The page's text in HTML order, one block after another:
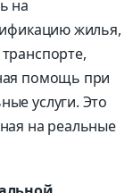
на
жилья,
помощь при
услуги. Это
на реальные